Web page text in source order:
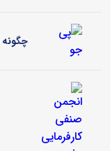
چگونه